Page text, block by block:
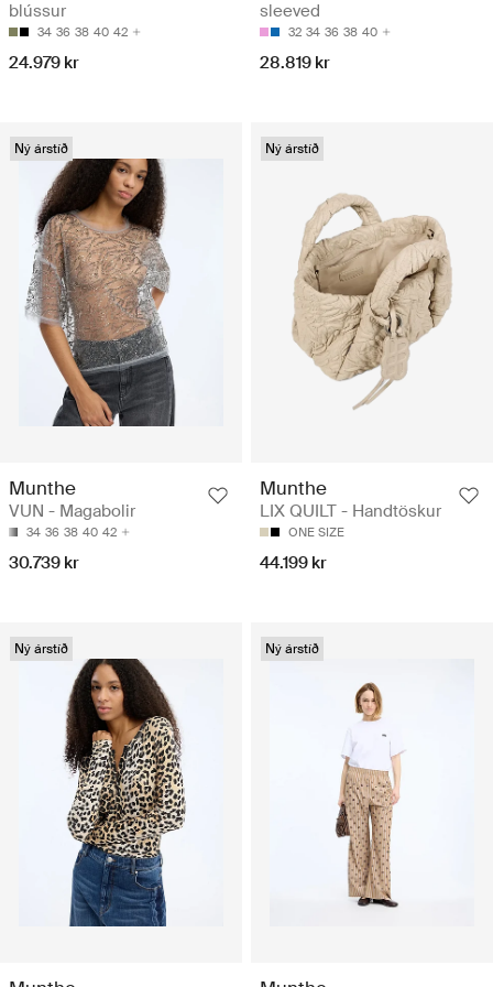
blússur
34 36 38 40 42
24.979 kr
sleeved
32 34 36 38 40
28.819 kr
Ný árstíð
Munthe
VUN - Magabolir
34 36 38 40 42
30.739 kr
Ný árstíð
Munthe
LIX QUILT - Handtöskur
ONE SIZE
44.199 kr
Ný árstíð Ný árstíð